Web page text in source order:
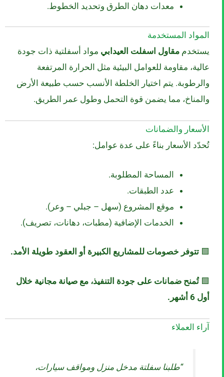
معدات دهان الطرق وتحديد الخطوط.
المواد المستخدمة
يستخدم مقاول اسفلت العيدابي مواد أسفلتية ذات جودة
عالية، مقاومة للعوامل البيئية مثل الحرارة المرتفعة
والرطوبة. يتم اختيار الخلطة الأنسب حسب طبيعة الأرض
والمناخ، مما يضمن قوة التحمل وطول عمر الطريق.
الأسعار والضمانات
تُحدّد الأسعار بناءً على عدة عوامل:
المساحة المطلوبة.
عدد الطبقات.
موقع المشروع (سهل – جبلي – وعر).
الخدمات الإضافية (مطبات، دهانات، تصريف).
🟩 تتوفر خصومات للمشاريع الكبيرة أو العقود طويلة الأمد.
🟩تُمنح ضمانات على جودة التنفيذ، مع صيانة مجانية خلال
أول 6 أشهر.
آراء العملاء
“طلبنا سفلتة مدخل منزل ومواقف سيارات،